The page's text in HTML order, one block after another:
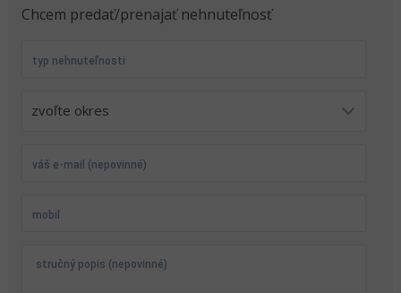
Chcem predať/prenajať nehnuteľnosť